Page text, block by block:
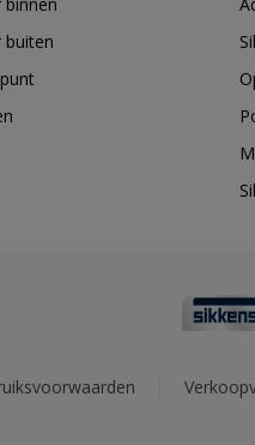
buiten